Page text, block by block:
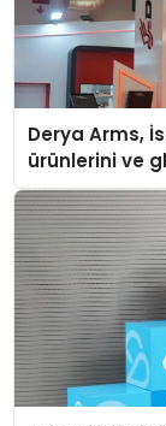
Derya Arms,
ürünlerini ve